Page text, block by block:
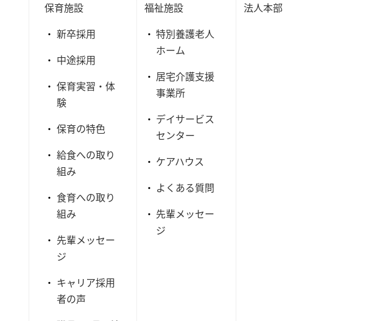
保育施設
新卒採用
中途採用
保育実習・体
験
保育の特色
給食への取り
組み
食育への取り
組み
先輩メッセー
ジ
キャリア採用
者の声
福祉施設
特別養護老人
ホーム
居宅介護支援
事業所
デイサービス
センター
ケアハウス
よくある質問
先輩メッセー
ジ
法人本部